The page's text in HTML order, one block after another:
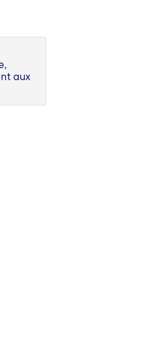
aux